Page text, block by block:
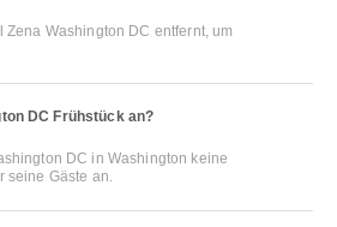
Zena Washington DC entfernt, um
DC Frühstück an?
DC in Washington keine
seine Gäste an.